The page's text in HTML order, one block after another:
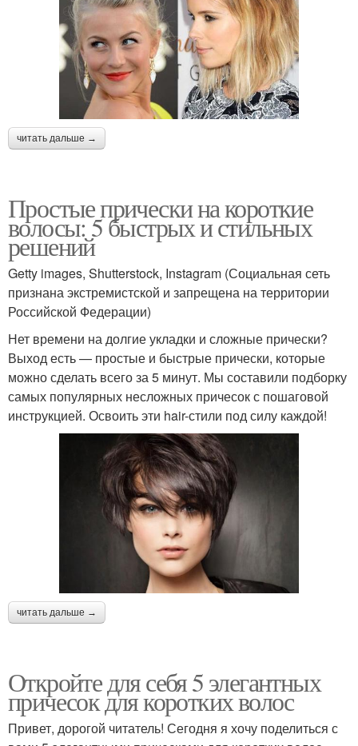
читать дальше →
Простые прически на короткие
волосы: 5 быстрых и стильных
решений
Getty images, Shutterstock, Instagram (Социальная сеть
признана экстремистской и запрещена на территории
Российской Федерации)
Нет времени на долгие укладки и сложные прически?
Выход есть — простые и быстрые прически, которые
можно сделать всего за 5 минут. Мы составили подборку
самых популярных несложных причесок с пошаговой
инструкцией. Освоить эти hair-стили под силу каждой!
читать дальше →
Откройте для себя 5 элегантных
причесок для коротких волос
Привет, дорогой читатель! Сегодня я хочу поделиться с